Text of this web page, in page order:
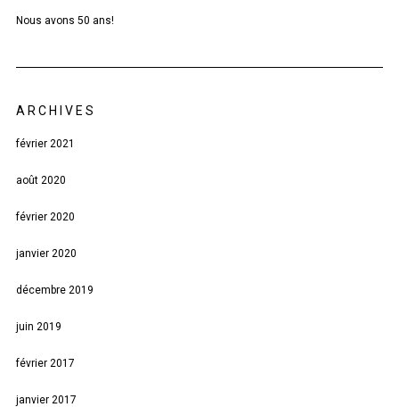
Nous avons 50 ans!
ARCHIVES
février 2021
août 2020
février 2020
janvier 2020
décembre 2019
juin 2019
février 2017
janvier 2017